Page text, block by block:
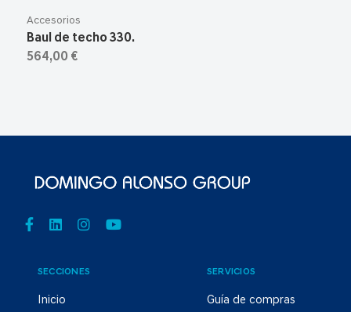
Accesorios
Baul de techo 330.
564,00 €
SECCIONES
Inicio
SERVICIOS
Guía de compras